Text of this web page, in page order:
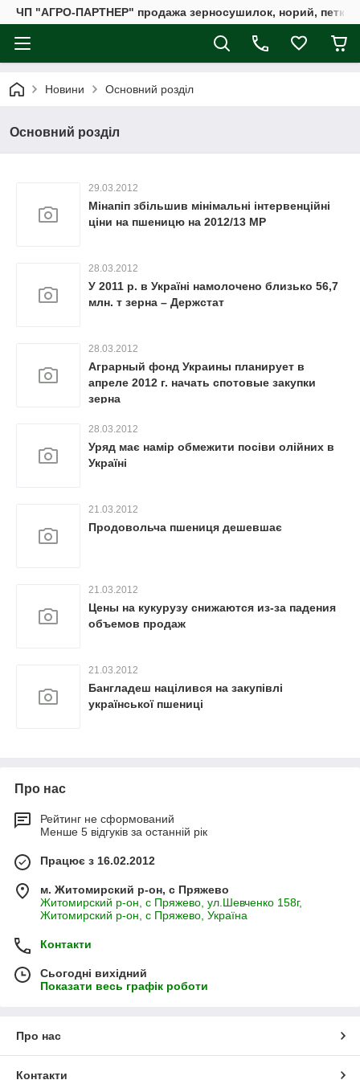
ЧП "АГРО-ПАРТНЕР" продажа зерносушилок, норий,
Новини Основний розділ
Основний розділ
29.03.2012
Мінапіп збільшив мінімальні інтервенційні
ціни на пшеницю на 2012/13 МР
28.03.2012
У 2011 р. в Україні намолочено близько 56,7
млн. т зерна – Держстат
28.03.2012
Аграрный фонд Украины планирует в
апреле 2012 г. начать спотовые закупки
зерна
28.03.2012
Уряд має намір обмежити посіви олійних в
Україні
21.03.2012
Продовольча пшениця дешевшає
21.03.2012
Цены на кукурузу снижаются из-за падения
объемов продаж
21.03.2012
Бангладеш націлився на закупівлі
української пшениці
Про нас
Рейтинг не сформований
Менше 5 відгуків за останній рік
Працює з 16.02.2012
м. Житомирский р-он, с Пряжево
Житомирский р-он, с Пряжево, ул.Шевченко 158г,
Житомирский р-он, с Пряжево, Україна
Контакти
Сьогодні вихідний
Показати весь графік роботи
Про нас
Контакти